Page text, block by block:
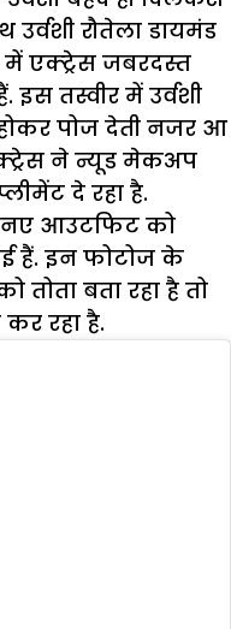
रौतेला डायमंड
एक्ट्रेस जबरदस्त
तस्वीर में उर्वशी
पोज देती नजर आ
ने न्यूड मेकअप
दे रहा है.
नए आउटफिट को
हैं. इन फोटोज के
तोता बता रहा है तो
रहा है.